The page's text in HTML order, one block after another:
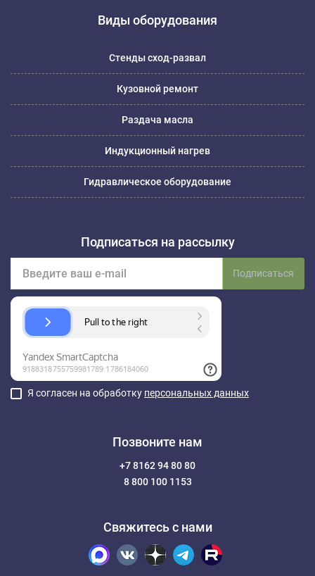
Виды оборудования
Стенды сход-развал
Кузовной ремонт
Раздача масла
Индукционный нагрев
Гидравлическое оборудование
Подписаться на рассылку
Подписаться
Я согласен на обработку персональных данных
Позвоните нам
+7 8162 94 80 80
8 800 100 1153
Свяжитесь с нами